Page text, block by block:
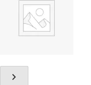
chevron_right